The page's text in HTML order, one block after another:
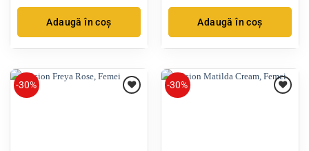
fost:
250,00 lei.
este:
Adaugă în coș
fost:
250,00 lei.
este:
Adaugă în coș
-30% -30%